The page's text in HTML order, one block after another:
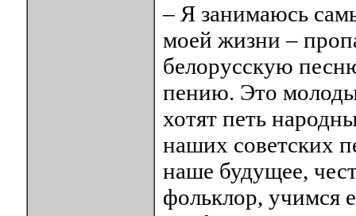
– Я занимаюсь
моей жизни –
белорусскую
пению. Это
хотят петь
наших советских
наше будущее,
фольклор, учимся